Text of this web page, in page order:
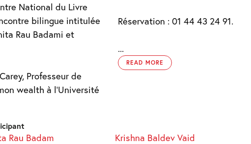
National du Livre
bilingue intitulée
Rau Badami et
Professeur de
wealth à l’Université
Réservation : 01 44 43 24 91.
...
READ MORE
Rau Badam
Krishna Baldev Vaid